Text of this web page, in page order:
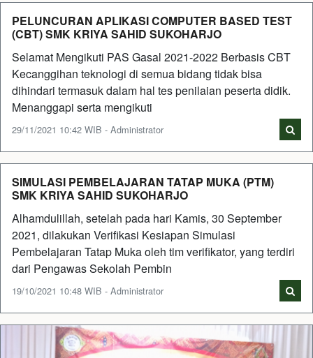
PELUNCURAN APLIKASI COMPUTER BASED TEST
(CBT) SMK KRIYA SAHID SUKOHARJO
Selamat Mengikuti PAS Gasal 2021-2022 Berbasis CBT
Kecanggihan teknologi di semua bidang tidak bisa
dihindari termasuk dalam hal tes penilaian peserta didik.
Menanggapi serta mengikuti
29/11/2021 10:42 WIB - Administrator
SIMULASI PEMBELAJARAN TATAP MUKA (PTM)
SMK KRIYA SAHID SUKOHARJO
Alhamdulillah, setelah pada hari Kamis, 30 September
2021, dilakukan Verifikasi Kesiapan Simulasi
Pembelajaran Tatap Muka oleh tim verifikator, yang terdiri
dari Pengawas Sekolah Pembin
19/10/2021 10:48 WIB - Administrator